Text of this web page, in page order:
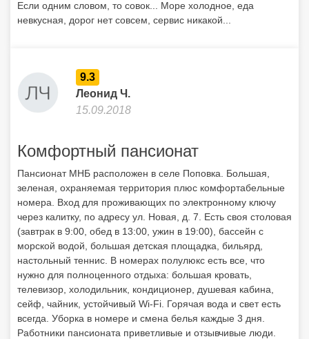
Если одним словом, то совок... Море холодное, еда
невкусная, дорог нет совсем, сервис никакой...
9.3
Леонид Ч.
15.09.2018
Комфортный пансионат
Пансионат МНБ расположен в селе Поповка. Большая,
зеленая, охраняемая территория плюс комфортабельные
номера. Вход для проживающих по электронному ключу
через калитку, по адресу ул. Новая, д. 7. Есть своя столовая
(завтрак в 9:00, обед в 13:00, ужин в 19:00), бассейн с
морской водой, большая детская площадка, бильярд,
настольный теннис. В номерах полулюкс есть все, что
нужно для полноценного отдыха: большая кровать,
телевизор, холодильник, кондиционер, душевая кабина,
сейф, чайник, устойчивый Wi-Fi. Горячая вода и свет есть
всегда. Уборка в номере и смена белья каждые 3 дня.
Работники пансионата приветливые и отзывчивые люди.